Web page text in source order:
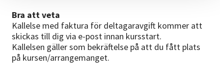
Bra att veta
Kallelse med faktura för deltagaravgift kommer att
skickas till dig via e-post innan kursstart.
Kallelsen gäller som bekräftelse på att du fått plats
på kursen/arrangemanget.